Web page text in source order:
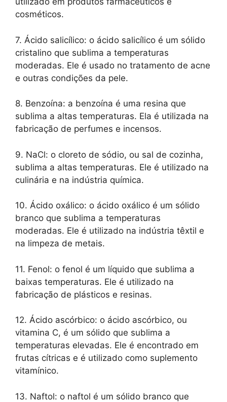
cosméticos.
7. Ácido salicílico: o ácido salicílico é um sólido
cristalino que sublima a temperaturas
moderadas. Ele é usado no tratamento de acne
e outras condições da pele.
8. Benzoína: a benzoína é uma resina que
sublima a altas temperaturas. Ela é utilizada na
fabricação de perfumes e incensos.
9. NaCl: o cloreto de sódio, ou sal de cozinha,
sublima a altas temperaturas. Ele é utilizado na
culinária e na indústria química.
10. Ácido oxálico: o ácido oxálico é um sólido
branco que sublima a temperaturas
moderadas. Ele é utilizado na indústria têxtil e
na limpeza de metais.
11. Fenol: o fenol é um líquido que sublima a
baixas temperaturas. Ele é utilizado na
fabricação de plásticos e resinas.
12. Ácido ascórbico: o ácido ascórbico, ou
vitamina C, é um sólido que sublima a
temperaturas elevadas. Ele é encontrado em
frutas cítricas e é utilizado como suplemento
vitamínico.
13. Naftol: o naftol é um sólido branco que